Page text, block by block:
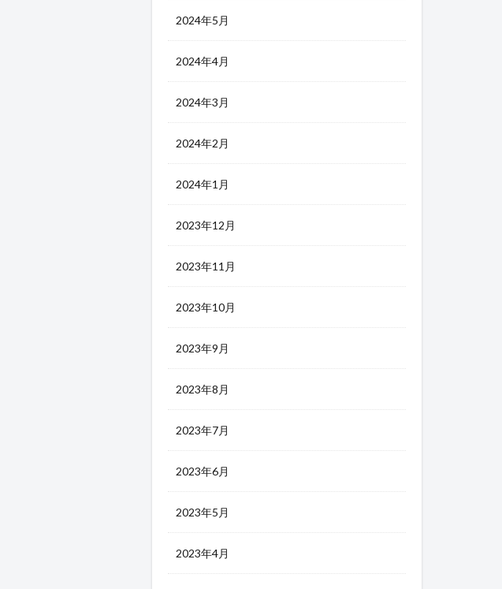
2024年5月
2024年4月
2024年3月
2024年2月
2024年1月
2023年12月
2023年11月
2023年10月
2023年9月
2023年8月
2023年7月
2023年6月
2023年5月
2023年4月